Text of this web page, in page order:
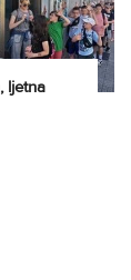
ljetna